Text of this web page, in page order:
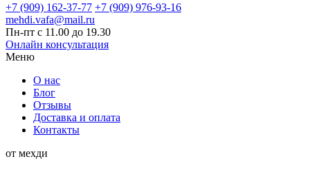
+7 (909) 162-37-77 +7 (909) 976-93-16
mehdi.vafa@mail.ru
Пн-пт с 11.00 до 19.30
Онлайн консультация
Меню
О нас
Блог
Отзывы
Доставка и оплата
Контакты
от мехди